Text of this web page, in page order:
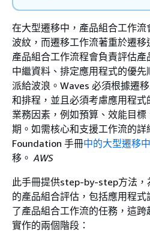
在大型遷移中，產品組合工作
波紋，而遷移工作流著重於遷移
產品組合工作流程會負責評估
中繼資料、排定應用程式的優
派給波浪。Waves 必須根據遷
和排程，並且必須考慮應用程
業務因素，例如預算、效能目標
期。如需核心和支援工作流的詳
Foundation 手冊中的大型遷移
移。AWS
此手冊提供step-by-step方法，
的產品組合評估，包括應用程
了產品組合工作流的任務，這
實作的兩個階段：